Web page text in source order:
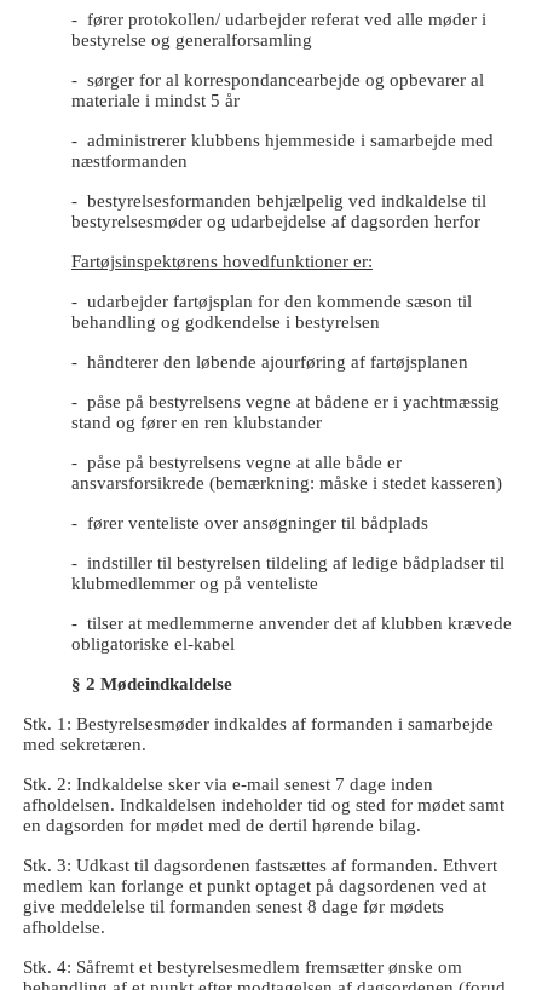
- fører protokollen/ udarbejder referat ved alle møder i
bestyrelse og generalforsamling
- sørger for al korrespondancearbejde og opbevarer al
materiale i mindst 5 år
- administrerer klubbens hjemmeside i samarbejde med
næstformanden
- bestyrelsesformanden behjælpelig ved indkaldelse til
bestyrelsesmøder og udarbejdelse af dagsorden herfor
Fartøjsinspektørens hovedfunktioner er:
- udarbejder fartøjsplan for den kommende sæson til
behandling og godkendelse i bestyrelsen
- håndterer den løbende ajourføring af fartøjsplanen
- påse på bestyrelsens vegne at bådene er i yachtmæssig
stand og fører en ren klubstander
- påse på bestyrelsens vegne at alle både er
ansvarsforsikrede (bemærkning: måske i stedet kasseren)
- fører venteliste over ansøgninger til bådplads
- indstiller til bestyrelsen tildeling af ledige bådpladser til
klubmedlemmer og på venteliste
- tilser at medlemmerne anvender det af klubben krævede
obligatoriske el-kabel
§ 2 Mødeindkaldelse
Stk. 1: Bestyrelsesmøder indkaldes af formanden i samarbejde
med sekretæren.
Stk. 2: Indkaldelse sker via e-mail senest 7 dage inden
afholdelsen. Indkaldelsen indeholder tid og sted for mødet samt
en dagsorden for mødet med de dertil hørende bilag.
Stk. 3: Udkast til dagsordenen fastsættes af formanden. Ethvert
medlem kan forlange et punkt optaget på dagsordenen ved at
give meddelelse til formanden senest 8 dage før mødets
afholdelse.
Stk. 4: Såfremt et bestyrelsesmedlem fremsætter ønske om